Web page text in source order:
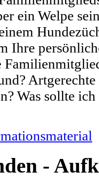
ein Welpe
Ihre
Was sollte ich
-